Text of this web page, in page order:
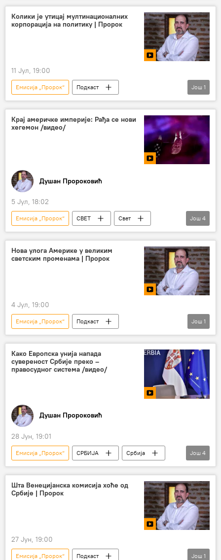
Коментари и Аналитика
Колики је утицај мултинационалних
корпорација на политику | Пророк
11 Јул, 19:00
Емисија „Пророк“
Подкаст
Душан Пророковић
Још 1
Крај америчке империје: Рађа се нови
хегемон /видео/
Душан Пророковић
5 Јул, 18:02
Емисија „Пророк“ СВЕТ
Свет
Свет – политика
САД
Доналд Трамп
Коментари и Аналитика
Још 4
Нова улога Америке у великим
светским променама | Пророк
4 Јул, 19:00
Емисија „Пророк“
Подкаст
Душан Пророковић
Још 1
Како Европска унија напада
сувереност Србије преко –
правосудног система /видео/
Душан Пророковић
28 Јун, 19:01
Емисија „Пророк“ СРБИЈА
Србија
Србија – политика
Европска унија (ЕУ)
Коментари и Аналитика
Венецијанска комисија
Још 4
Шта Венецијанска комисија хоће од
Србије | Пророк
27 Јун, 19:00
Емисија „Пророк“
Подкаст
Још 1